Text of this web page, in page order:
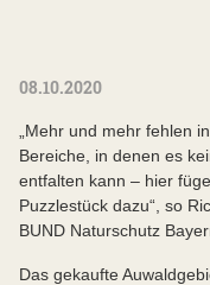
08.10.2020
„Mehr und mehr fehlen
Bereiche, in denen es
entfalten kann – hier
Puzzlestück dazu“, so
BUND Naturschutz
Das gekaufte